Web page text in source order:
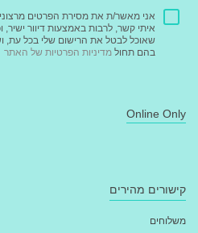
אני מאשר/ת את מסירת הפרטים
איתי קשר, לרבות באמצעות דיוור
שאוכל לבטל את הרישום שלי בכל עת,
בהם תחול מדיניות הפרטיות של האתר
Online Only
קישורים מהירים
משלוחים